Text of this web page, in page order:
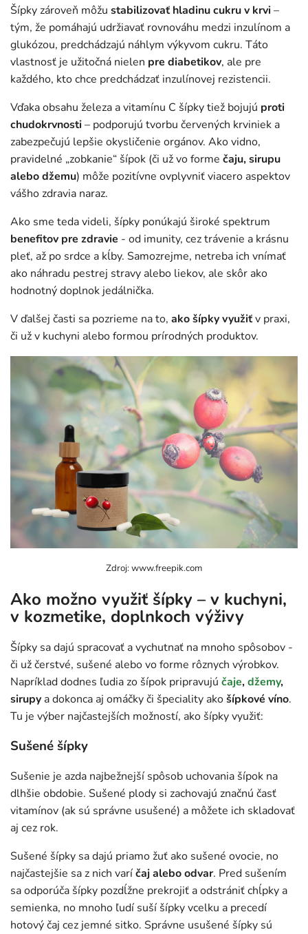
Šípky zároveň môžu stabilizovať hladinu cukru v krvi–
tým, že pomáhajú udržiavať rovnováhu medzi inzulínom a
glukózou, predchádzajú náhlym výkyvom cukru. Táto
vlastnosť je užitočná nielen pre diabetikov, ale pre
každého, kto chce predchádzať inzulínovej rezistencii.
Vďaka obsahu železa a vitamínu C šípky tiež bojujú proti
chudokrvnosti– podporujú tvorbu červených krviniek a
zabezpečujú lepšie okysličenie orgánov. Ako vidno,
pravidelné „zobkanie“ šípok (či už vo forme čaju, sirupu
alebo džemu) môže pozitívne ovplyvniť viacero aspektov
vášho zdravia naraz.
Ako sme teda videli, šípky ponúkajú široké spektrum
benefitov pre zdravie - od imunity, cez trávenie a krásnu
pleť, až po srdce a kĺby. Samozrejme, netreba ich vnímať
ako náhradu pestrej stravy alebo liekov, ale skôr ako
hodnotný doplnok jedálnička.
V ďalšej časti sa pozrieme na to, ako šípky využiťv praxi,
či už v kuchyni alebo formou prírodných produktov.
Zdroj: www.freepik.com
Ako možno využiť šípky – v kuchyni,
v kozmetike, doplnkoch výživy
Šípky sa dajú spracovať a vychutnať na mnoho spôsobov -
či už čerstvé, sušené alebo vo forme rôznych výrobkov.
Napríklad dodnes ľudia zo šípok pripravujú čaje,džemy,
sirupy a dokonca aj omáčky či špeciality akošípkové víno.
Tu je výber najčastejších možností, ako šípky využiť:
Sušené šípky
Sušenie je azda najbežnejší spôsob uchovania šípok na
dlhšie obdobie. Sušené plody si zachovajú značnú časť
vitamínov (ak sú správne usušené) a môžete ich skladovať
aj cez rok.
Sušené šípky sa dajú priamo žuť ako sušené ovocie, no
najčastejšie sa z nich varíčaj alebo odvar. Pred sušením
sa odporúča šípky pozdĺžne prekrojiť a odstrániť chĺpky a
semienka, no mnoho ľudí suší šípky vcelku a precedí
hotový čaj cez jemné sitko. Správne usušené šípky sú